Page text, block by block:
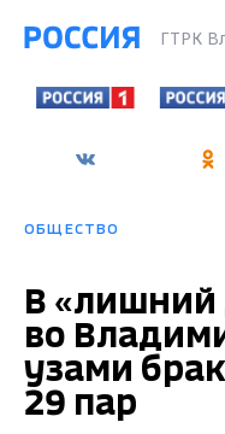
ГТРК
ОБЩЕСТВО
В «лишний
во
узами
29 пар